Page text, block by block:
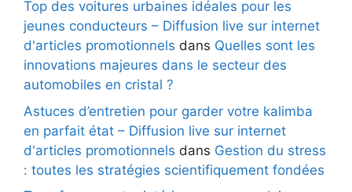
Top des voitures urbaines idéales pour les
jeunes conducteurs – Diffusion live sur internet
d'articles promotionnels dans Quelles sont les
innovations majeures dans le secteur des
automobiles en cristal ?
Astuces d’entretien pour garder votre kalimba
en parfait état – Diffusion live sur internet
d'articles promotionnels dans Gestion du stress
: toutes les stratégies scientifiquement fondées